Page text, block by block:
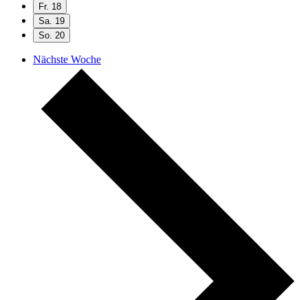
Fr. 18
Sa. 19
So. 20
Nächste Woche